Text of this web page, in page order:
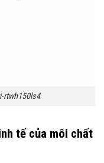
rtwh150ls4
tế của môi chất